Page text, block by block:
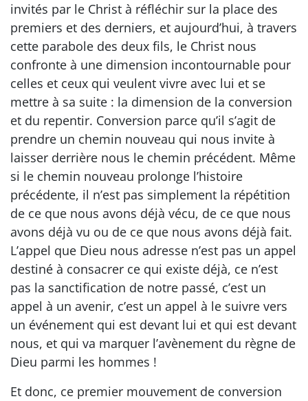
invités par le Christ à réfléchir sur la place des
premiers et des derniers, et aujourd’hui, à travers
cette parabole des deux fils, le Christ nous
confronte à une dimension incontournable pour
celles et ceux qui veulent vivre avec lui et se
mettre à sa suite : la dimension de la conversion
et du repentir. Conversion parce qu’il s’agit de
prendre un chemin nouveau qui nous invite à
laisser derrière nous le chemin précédent. Même
si le chemin nouveau prolonge l’histoire
précédente, il n’est pas simplement la répétition
de ce que nous avons déjà vécu, de ce que nous
avons déjà vu ou de ce que nous avons déjà fait.
L’appel que Dieu nous adresse n’est pas un appel
destiné à consacrer ce qui existe déjà, ce n’est
pas la sanctification de notre passé, c’est un
appel à un avenir, c’est un appel à le suivre vers
un événement qui est devant lui et qui est devant
nous, et qui va marquer l’avènement du règne de
Dieu parmi les hommes !
Et donc, ce premier mouvement de conversion